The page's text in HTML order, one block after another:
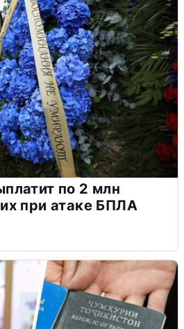
по 2 млн
при атаке БПЛА